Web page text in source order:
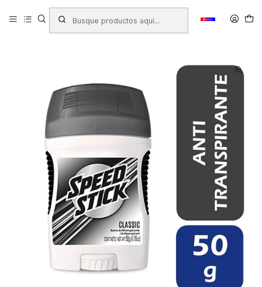
Productos ASEO Y PROTECCIÓN PERSONAL
Desodorante Aseo Personal
DESODORANTE BARRA SPEED STICK AP CLASSIC 50GRS.